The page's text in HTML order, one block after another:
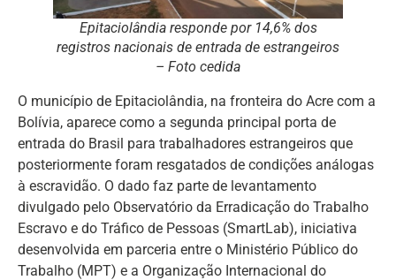
Epitaciolândia responde por 14,6% dos
registros nacionais de entrada de estrangeiros
– Foto cedida
O município de Epitaciolândia, na fronteira do Acre com a
Bolívia, aparece como a segunda principal porta de
entrada do Brasil para trabalhadores estrangeiros que
posteriormente foram resgatados de condições análogas
à escravidão. O dado faz parte de levantamento
divulgado pelo Observatório da Erradicação do Trabalho
Escravo e do Tráfico de Pessoas (SmartLab), iniciativa
desenvolvida em parceria entre o Ministério Público do
Trabalho (MPT) e a Organização Internacional do